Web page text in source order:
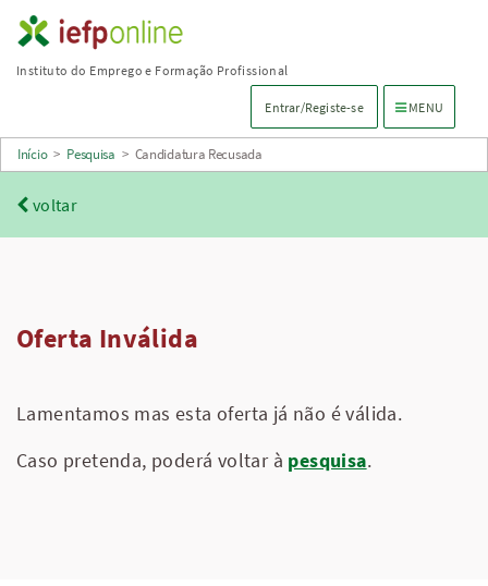
Saltar
para
principal
Instituto do Emprego e Formação Profissional
Entrar/Registe-se Menu de
MENU
Início > Pesquisa > Candidatura Recusada
voltar
Oferta Inválida
Lamentamos mas esta oferta já não é válida.
Caso pretenda, poderá voltar à pesquisa.